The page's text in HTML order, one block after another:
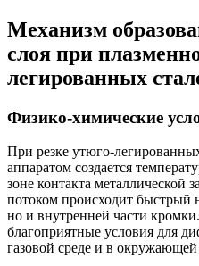
Механизм
слоя при
легированных
Физико-химические
При резке утюго-
аппаратом создается
зоне контакта металлической
потоком происходит быстрый
но и внутренней части
благоприятные условия для
газовой среде и в окружающей